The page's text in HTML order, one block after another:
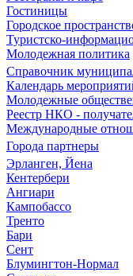
Гостиницы
Городское
Туристско-
Молодежная политика
Справочник
Календарь
Молодежные
Реестр НКО -
Международные
Города партнеры
Эрланген, Йена
Кентербери
Ангиари
Кампобассо
Тренто
Бари
Сент
Блумингтон-Нормал